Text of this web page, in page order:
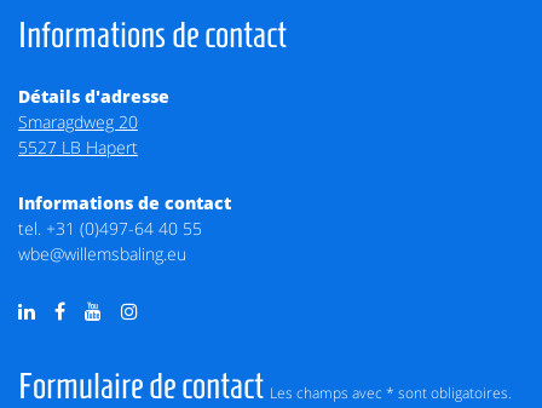
Formulaire de contact Les champs avec * sont obligatoires.
Informations de contact
Détails d'adresse
Smaragdweg 20
5527 LB Hapert
Informations de contact
tel. +31 (0)497-64 40 55
wbe@willemsbaling.eu